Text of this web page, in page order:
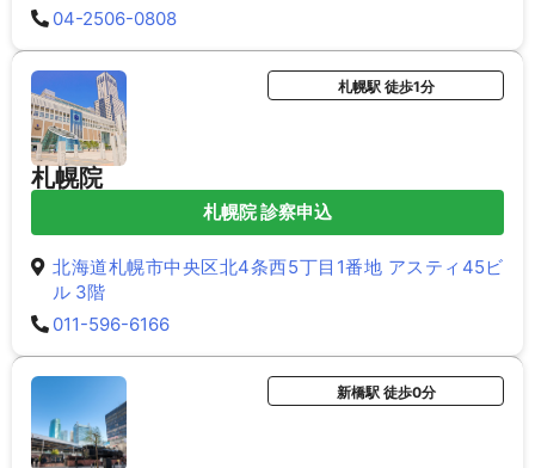
04-2506-0808
札幌院
札幌駅 徒歩1分
札幌院 診察申込
北海道札幌市中央区北4条西5丁目1番地 アスティ45ビ
ル 3階
011-596-6166
新橋駅 徒歩0分